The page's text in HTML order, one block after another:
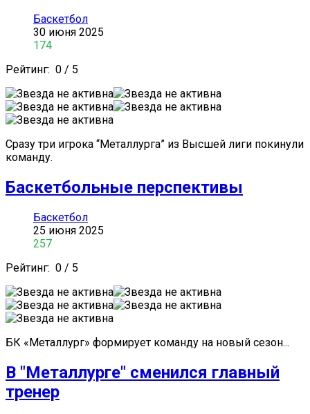
Баскетбол
30 июня 2025
174
Рейтинг: 0 / 5
Сразу три игрока “Металлурга” из Высшей лиги покинули
команду.
Баскетбольные перспективы
Баскетбол
25 июня 2025
257
Рейтинг: 0 / 5
БК «Металлург» формирует команду на новый сезон...
В "Металлурге" сменился главный
тренер